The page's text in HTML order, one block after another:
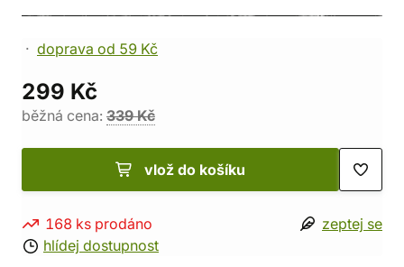
doprava od 59 Kč
299 Kč
běžná cena: 339 Kč
vlož do košíku
168 ks prodáno
hlídej dostupnost
zeptej se